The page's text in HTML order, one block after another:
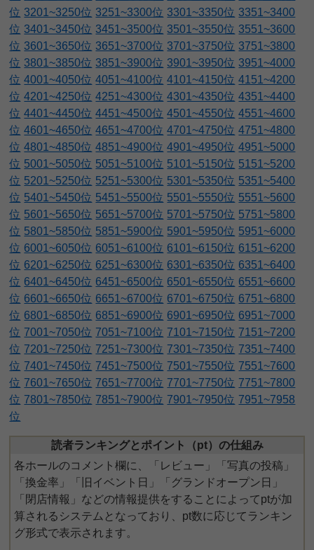
位 3201~3250位 3251~3300位 3301~3350位 3351~3400
位 3401~3450位 3451~3500位 3501~3550位 3551~3600
位 3601~3650位 3651~3700位 3701~3750位 3751~3800
位 3801~3850位 3851~3900位 3901~3950位 3951~4000
位 4001~4050位 4051~4100位 4101~4150位 4151~4200
位 4201~4250位 4251~4300位 4301~4350位 4351~4400
位 4401~4450位 4451~4500位 4501~4550位 4551~4600
位 4601~4650位 4651~4700位 4701~4750位 4751~4800
位 4801~4850位 4851~4900位 4901~4950位 4951~5000
位 5001~5050位 5051~5100位 5101~5150位 5151~5200
位 5201~5250位 5251~5300位 5301~5350位 5351~5400
位 5401~5450位 5451~5500位 5501~5550位 5551~5600
位 5601~5650位 5651~5700位 5701~5750位 5751~5800
位 5801~5850位 5851~5900位 5901~5950位 5951~6000
位 6001~6050位 6051~6100位 6101~6150位 6151~6200
位 6201~6250位 6251~6300位 6301~6350位 6351~6400
位 6401~6450位 6451~6500位 6501~6550位 6551~6600
位 6601~6650位 6651~6700位 6701~6750位 6751~6800
位 6801~6850位 6851~6900位 6901~6950位 6951~7000
位 7001~7050位 7051~7100位 7101~7150位 7151~7200
位 7201~7250位 7251~7300位 7301~7350位 7351~7400
位 7401~7450位 7451~7500位 7501~7550位 7551~7600
位 7601~7650位 7651~7700位 7701~7750位 7751~7800
位 7801~7850位 7851~7900位 7901~7950位 7951~7958
位
読者ランキングとポイント（pt）の仕組み
各ホールのコメント欄に、「レビュー」「写真の投稿」
「換金率」「旧イベント日」「グランドオープン日」
「閉店情報」などの情報提供をすることによってptが加
算されるシステムとなっており、pt数に応じてランキン
グ形式で表示されます。